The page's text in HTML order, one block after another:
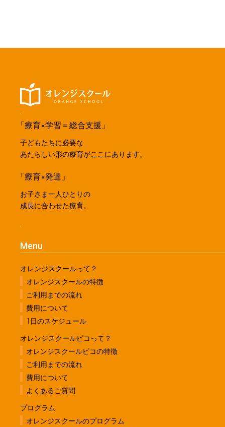
「療育×学習＝総合支援」
子どもたちに必要な
あたらしい形の療育がここにあります。
「療育×発達」
お子さま一人ひとりの
成長に合わせた療育。
Menu
オレンジスクールって？
オレンジスクールの特徴
ご利用までの流れ
費用について
1日のスケジュール
オレンジスクールピコって？
オレンジスクールピコの特徴
ご利用までの流れ
費用について
よくあるご質問
プログラム
オレンジスクールのプログラム